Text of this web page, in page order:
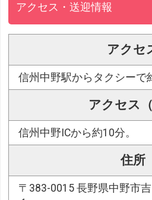
アクセス・送迎情報
アクセ
信州中野駅からタクシーで
アクセス（
信州中野ICから約10分。
住所
〒383-0015 長野県中野市